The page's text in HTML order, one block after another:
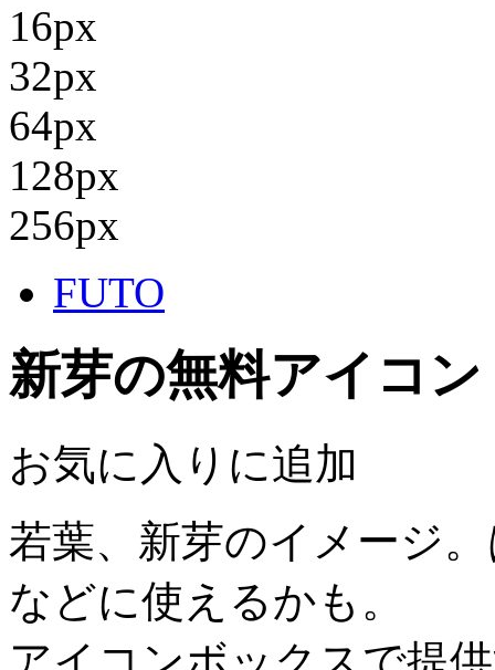
16px
32px
64px
128px
256px
FUTO
新芽の無料アイコン
お気に入りに追加
若葉、新芽のイメージ
などに使えるかも。
アイコンボックスで提